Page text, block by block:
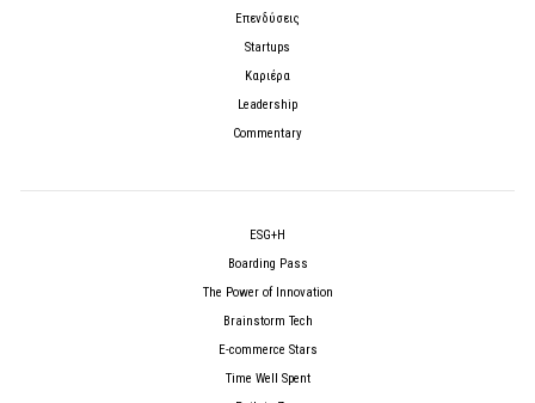
Επενδύσεις
Startups
Καριέρα
Leadership
Commentary
ESG+H
Boarding Pass
The Power of Innovation
Brainstorm Tech
E-commerce Stars
Time Well Spent